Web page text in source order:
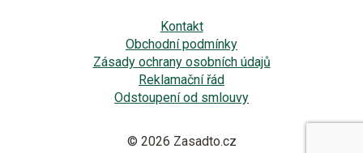
Kontakt
Obchodní podmínky
Zásady ochrany osobních údajů
Reklamační řád
Odstoupení od smlouvy
© 2026 Zasadto.cz